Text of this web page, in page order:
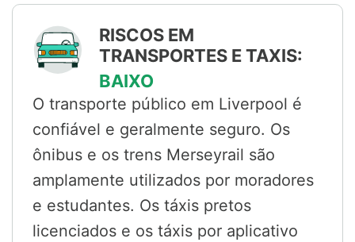
RISCOS EM
TRANSPORTES E TAXIS:
BAIXO
O transporte público em Liverpool é
confiável e geralmente seguro. Os
ônibus e os trens Merseyrail são
amplamente utilizados por moradores
e estudantes. Os táxis pretos
licenciados e os táxis por aplicativo